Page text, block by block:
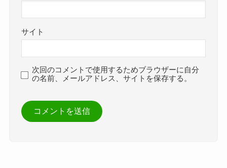
サイト
次回のコメントで使用するためブラウザーに自分
の名前、メールアドレス、サイトを保存する。